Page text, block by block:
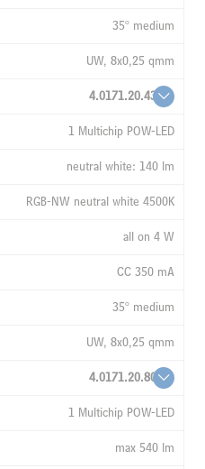
35° medium
UW, 8x0,25 qmm
4.0171.20.43
1 Multichip POW-LED
neutral white: 140 lm
RGB-NW neutral white 4500K
all on 4 W
CC 350 mA
35° medium
UW, 8x0,25 qmm
4.0171.20.80
1 Multichip POW-LED
max 540 lm